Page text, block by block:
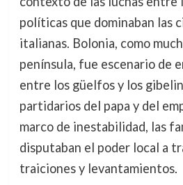
políticas que dominaban las
italianas. Bolonia, como
península, fue escenario de
entre los güelfos y los
partidarios del papa y del
marco de inestabilidad, las
disputaban el poder local a
traiciones y levantamientos.